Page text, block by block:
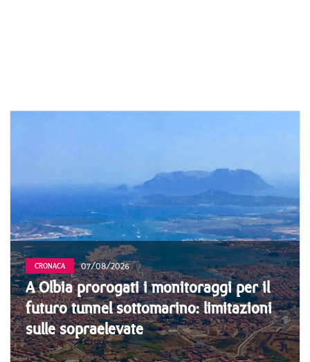
CRONACA 07/08/2026
A Olbia prorogati i monitoraggi per il
futuro tunnel sottomarino: limitazioni
sulle sopraelevate